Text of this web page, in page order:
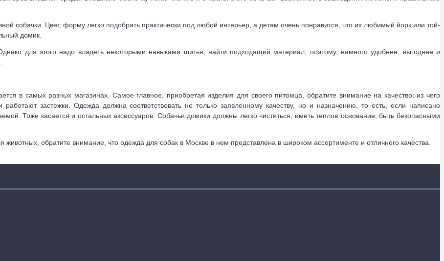
собачки. Цвет, форму легко подобрать практически под любой интерьер, а детям очень понравится, что их любимый йорк или той-
домик.
для этого надо владеть некоторыми навыками шитья, найти подходящий материал, поэтому, намного удобнее, выгоднее и
в самых разных магазинах. Самое главное, приобретая изделия для своего питомца, обратите внимание на качество: из чего
застежки. Одежда должна соответствовать не только заявленному качеству, но и назначению, то есть, если написано
Тоже касается и остальных аксессуаров. Собачьи домики должны легко чиститься, иметь теплое основание, быть безопасными
обратите внимание, что одежда для собак в Москве в нем представлена в широком ассортименте и отличного качества.